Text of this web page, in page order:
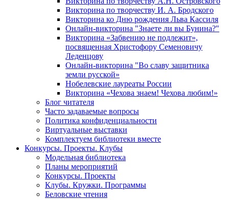
Викторина по творчеству И. А. Бродского
Викторина ко Дню рождения Льва Кассиля
Онлайн-викторина "Знаете ли вы Бунина?"
Викторина «Забвению не подлежит»,
посвященная Христофору Семеновичу
Леденцову
Онлайн-викторина "Во славу защитника
земли русской»
Нобелевские лауреаты России
Викторина «Чехова знаем! Чехова любим!»
Блог читателя
Часто задаваемые вопросы
Политика конфиденциальности
Виртуальные выставки
Комплектуем библиотеки вместе
Конкурсы. Проекты. Клубы
Модельная библиотека
Планы мероприятий
Конкурсы. Проекты
Клубы. Кружки. Программы
Беловские чтения